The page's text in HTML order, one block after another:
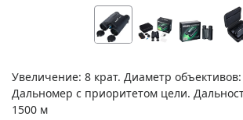
Увеличение: 8 крат. Диаметр
Дальномер с приоритетом цели.
1500 м